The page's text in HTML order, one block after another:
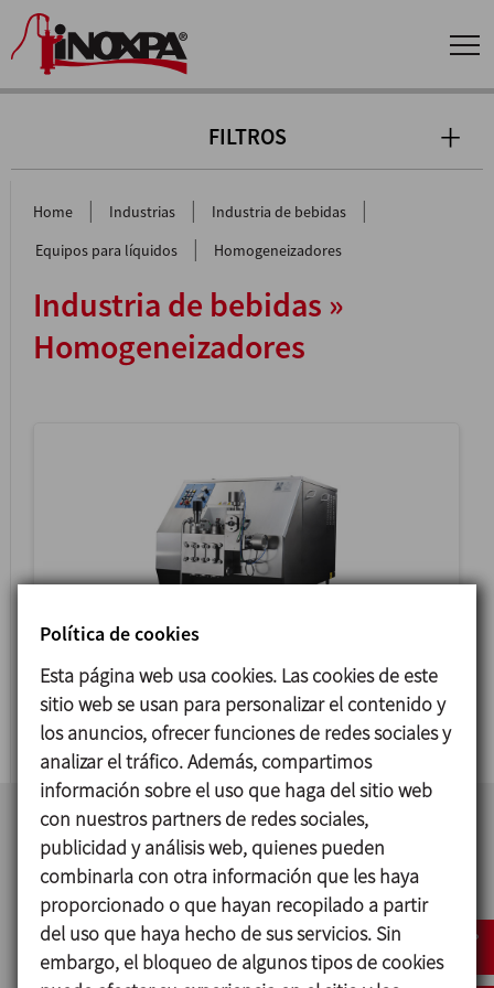
FILTROS
Home | Industrias | Industria de bebidas |
Equipos para líquidos | Homogeneizadores
Industria de bebidas »
Homogeneizadores
BERTOLI
HOMOGENEIZADORES DE ALTA PRESION
Política de cookies
Esta página web usa cookies. Las cookies de este
sitio web se usan para personalizar el contenido y
los anuncios, ofrecer funciones de redes sociales y
analizar el tráfico. Además, compartimos
información sobre el uso que haga del sitio web
con nuestros partners de redes sociales,
publicidad y análisis web, quienes pueden
combinarla con otra información que les haya
proporcionado o que hayan recopilado a partir
del uso que haya hecho de sus servicios. Sin
embargo, el bloqueo de algunos tipos de cookies